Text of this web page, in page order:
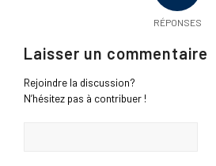
RÉPONSES
Laisser un commentaire
Rejoindre la discussion?
N’hésitez pas à contribuer !